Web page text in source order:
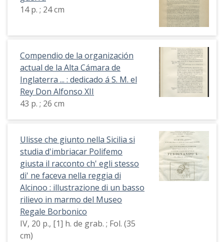
14 p. ; 24 cm
Compendio de la organización
actual de la Alta Cámara de
Inglaterra ... : dedicado á S. M. el
Rey Don Alfonso XII
43 p. ; 26 cm
Ulisse che giunto nella Sicilia si
studia d'imbriacar Polifemo
giusta il racconto ch' egli stesso
di' ne faceva nella reggia di
Alcinoo : illustrazione di un basso
rilievo in marmo del Museo
Regale Borbonico
IV, 20 p., [1] h. de grab. ; Fol. (35
cm)